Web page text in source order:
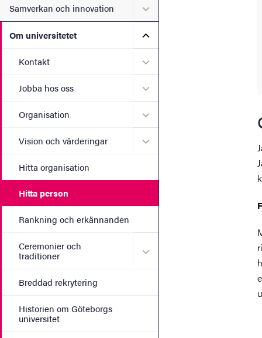
Samverkan och innovation Undermeny för Samverkan
Om universitetet Undermeny för Om
Kontakt Undermeny för Kontakt
Jobba hos oss Undermeny för Jobba hos
Organisation Undermeny för Organisation
Vision och värderingar Undermeny för Vision och
Hitta organisation
Hitta person
Rankning och erkännanden
Ceremonier och
traditioner
Undermeny för
Breddad rekrytering
Historien om Göteborgs
universitet